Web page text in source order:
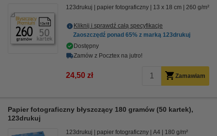
123drukuj papier fotograficzny 13 x 18 cm 260 g/m²
Kliknij i sprawdź całą specyfikacje
Zaoszczędź ponad 65% z marką 123drukuj
Dostępny
Zamów z Pocztex na jutro!
24,50 zł Zamawiam
Papier fotograficzny błyszczący 180 gramów (50 kartek),
123drukuj
123drukuj papier fotograficzny A4 180 g/m²